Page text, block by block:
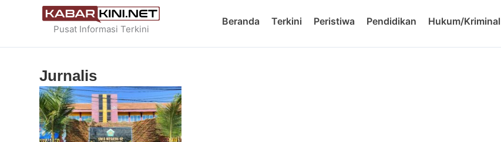
Pusat Informasi Terkini
Beranda Terkini Peristiwa Pendidikan Hukum/Kriminal
Jurnalis